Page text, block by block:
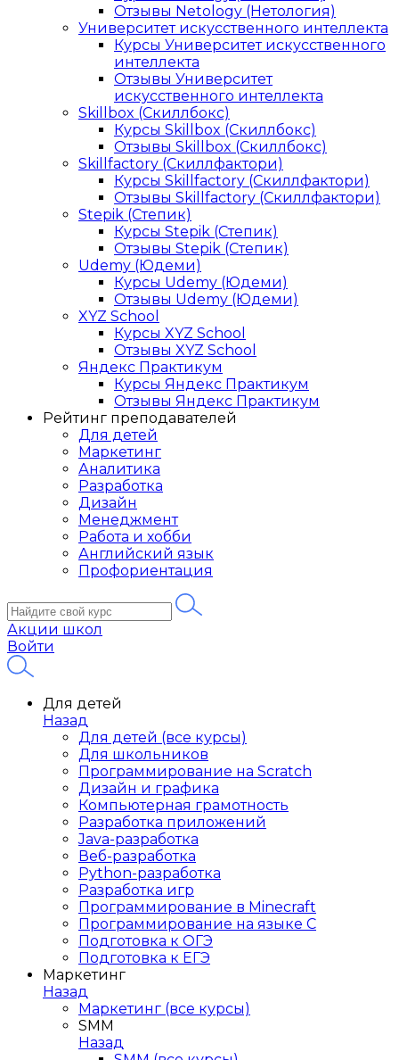
Отзывы Netology (Нетология)
Университет искусственного интеллекта
Курсы Университет искусственного
интеллекта
Отзывы Университет
искусственного интеллекта
Skillbox (Скиллбокс)
Курсы Skillbox (Скиллбокс)
Отзывы Skillbox (Скиллбокс)
Skillfactory (Скиллфактори)
Курсы Skillfactory (Скиллфактори)
Отзывы Skillfactory (Скиллфактори)
Stepik (Степик)
Курсы Stepik (Степик)
Отзывы Stepik (Степик)
Udemy (Юдеми)
Курсы Udemy (Юдеми)
Отзывы Udemy (Юдеми)
XYZ School
Курсы XYZ School
Отзывы XYZ School
Яндекс Практикум
Курсы Яндекс Практикум
Отзывы Яндекс Практикум
Рейтинг преподавателей
Для детей
Маркетинг
Аналитика
Разработка
Дизайн
Менеджмент
Работа и хобби
Английский язык
Профориентация
Акции школ
Войти
Для детей
Назад
Для детей (все курсы)
Для школьников
Программирование на Scratch
Дизайн и графика
Компьютерная грамотность
Разработка приложений
Java-разработка
Веб-разработка
Python-разработка
Разработка игр
Программирование в Minecraft
Программирование на языке C
Подготовка к ОГЭ
Подготовка к ЕГЭ
Маркетинг
Назад
Маркетинг (все курсы)
SMM
Назад